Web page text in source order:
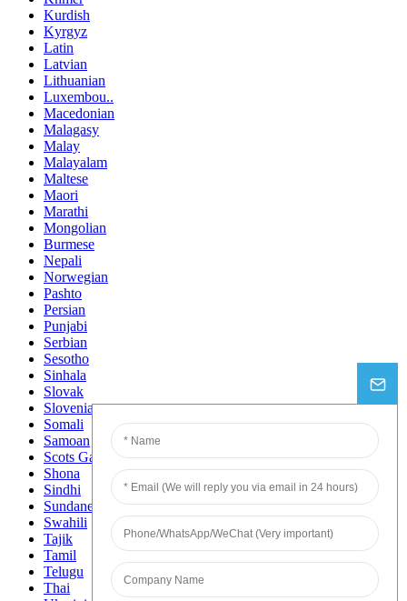
Kurdish
Kyrgyz
Latin
Latvian
Lithuanian
Luxembou..
Macedonian
Malagasy
Malay
Malayalam
Maltese
Maori
Marathi
Mongolian
Burmese
Nepali
Norwegian
Pashto
Persian
Punjabi
Serbian
Sesotho
Sinhala
Slovak
Slovenian
Somali
Samoan
Scots Gaelic
Shona
Sindhi
Sundanese
Swahili
Tajik
Tamil
Telugu
Thai